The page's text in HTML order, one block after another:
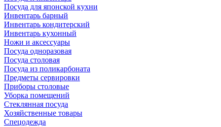
Посуда для японской кухни
Инвентарь барный
Инвентарь кондитерский
Инвентарь кухонный
Ножи и аксессуары
Посуда одноразовая
Посуда столовая
Посуда из поликарбоната
Предметы сервировки
Приборы столовые
Уборка помещений
Стеклянная посуда
Хозяйственные товары
Спецодежда